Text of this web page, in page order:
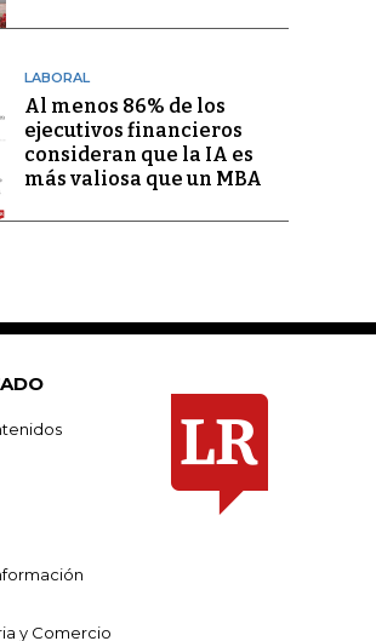
LABORAL
Al menos 86% de los
ejecutivos financieros
consideran que la IA es
más valiosa que un MBA
y Comercio